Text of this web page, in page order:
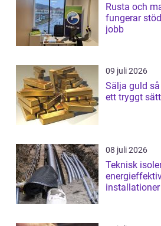
Rusta och
fungerar
jobb
09 juli 2026
Sälja guld så får du bra betalt på
ett tryggt sätt
08 juli 2026
Teknisk
installationer